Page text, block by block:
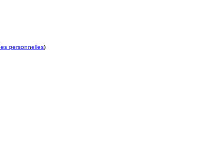
personnelles)